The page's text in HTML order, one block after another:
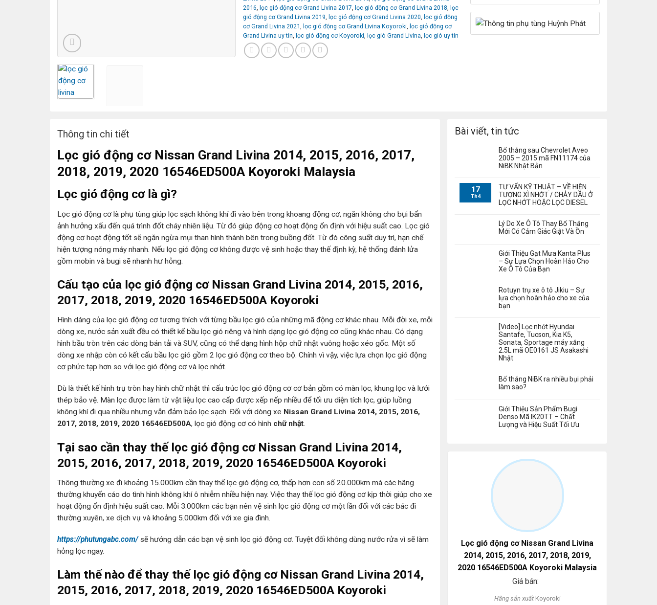
2016, lọc gió động cơ Grand Livina 2017, lọc gió động cơ Grand Livina 2018, lọc
gió động cơ Grand Livina 2019, lọc gió động cơ Grand Livina 2020, lọc gió động
cơ Grand Livina 2021, lọc gió động cơ Grand Livina Koyoroki, lọc gió động cơ
Grand Livina uy tín, lọc gió động cơ Koyoroki, lọc gió Grand Livina, lọc gió uy tín
Thông tin chi tiết
Lọc gió động cơ Nissan Grand Livina 2014, 2015, 2016, 2017,
2018, 2019, 2020 16546ED500A Koyoroki Malaysia
Lọc gió động cơ là gì?
Lọc gió động cơ là phụ tùng giúp lọc sạch không khí đi vào bên trong khoang động cơ, ngăn không cho bụi bẩn
ảnh hưởng xấu đến quá trình đốt cháy nhiên liệu. Từ đó giúp động cơ hoạt động ổn định với hiệu suất cao. Lọc gió
động cơ hoạt động tốt sẽ ngăn ngừa mụi than hình thành bên trong buồng đốt. Từ đó công suất duy trì, hạn chế
hiện tượng nóng máy nhanh. Nếu lọc gió động cơ không được vệ sinh hoặc thay thế định kỳ, hệ thống đánh lửa
gồm mobin và bugi sẽ nhanh hư hỏng.
Cấu tạo của lọc gió động cơ Nissan Grand Livina 2014, 2015, 2016,
2017, 2018, 2019, 2020 16546ED500A Koyoroki
Hình dáng của lọc gió động cơ tương thích với từng bầu lọc gió của những mã động cơ khác nhau. Mỗi đời xe, mỗi
dòng xe, nước sản xuất đều có thiết kế bầu lọc gió riêng và hình dạng lọc gió động cơ cũng khác nhau. Có dạng
hình bầu tròn trên các dòng bán tải và SUV, cũng có thể dạng hình hộp chữ nhật vuông hoặc xéo gốc. Một số
dòng xe nhập còn có kết cấu bầu lọc gió gồm 2 lọc gió động cơ theo bộ. Chính vì vậy, việc lựa chọn lọc gió động
cơ phức tạp hơn so với lọc gió động cơ và lọc nhớt.
Dù là thiết kế hình trụ tròn hay hình chữ nhật thì cấu trúc lọc gió động cơ cơ bản gồm có màn lọc, khung lọc và lưới
thép bảo vệ. Màn lọc được làm từ vật liệu lọc cao cấp được xếp nếp nhiều để tối ưu diện tích lọc, giúp luồng
không khí đi qua nhiều nhưng vẫn đảm bảo lọc sạch. Đối với dòng xe Nissan Grand Livina 2014, 2015, 2016,
2017, 2018, 2019, 2020 16546ED500A, lọc gió động cơ có hình chữ nhật.
Tại sao cần thay thế lọc gió động cơ Nissan Grand Livina 2014,
2015, 2016, 2017, 2018, 2019, 2020 16546ED500A Koyoroki
Thông thường xe đi khoảng 15.000km cần thay thế lọc gió động cơ, thấp hơn con số 20.000km mà các hãng
thường khuyến cáo do tình hình không khí ô nhiễm nhiều hiện nay. Việc thay thế lọc gió động cơ kịp thời giúp cho xe
hoạt động ổn định hiệu suất cao. Mỗi 3.000km các bạn nên vệ sinh lọc gió động cơ một lần đối với các bác đi
thường xuyên, xe dịch vụ và khoảng 5.000km đối với xe gia đình.
https://phutungabc.com/sẽ hướng dẫn các bạn vệ sinh lọc gió động cơ. Tuyệt đối không dùng nước rửa vì sẽ làm
hỏng lọc ngay.
Làm thế nào để thay thế lọc gió động cơ Nissan Grand Livina 2014,
2015, 2016, 2017, 2018, 2019, 2020 16546ED500A Koyoroki
Bài viết, tin tức
Bố thắng sau Chevrolet Aveo
2005 – 2015 mã FN11174 của
NiBK Nhật Bản
17
Th4
TƯ VẤN KỸ THUẬT – VỀ HIỆN
TƯỢNG XÌ NHỚT / CHẢY DẦU Ở
LỌC NHỚT HOẶC LỌC DIESEL
Lý Do Xe Ô Tô Thay Bố Thắng
Mới Có Cảm Giác Giật Và Ồn
Giới Thiệu Gạt Mưa Kanta Plus
– Sự Lựa Chọn Hoàn Hảo Cho
Xe Ô Tô Của Bạn
Rotuyn trụ xe ô tô Jikiu – Sự
lựa chọn hoàn hảo cho xe của
bạn
[Video] Lọc nhớt Hyundai
Santafe, Tucson, Kia K5,
Sonata, Sportage máy xăng
2.5L mã OE0161 JS Asakashi
Nhật
Bố thắng NiBK ra nhiều bụi phải
làm sao?
Giới Thiệu Sản Phẩm Bugi
Denso Mã IK20TT – Chất
Lượng và Hiệu Suất Tối Ưu
Lọc gió động cơ Nissan Grand Livina
2014, 2015, 2016, 2017, 2018, 2019,
2020 16546ED500A Koyoroki Malaysia
Giá bán:
Hãng sản xuất Koyoroki